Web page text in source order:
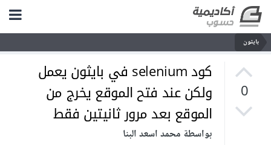
بايثون
0
كود selenium في بايثون يعمل
ولكن عند فتح الموقع يخرج من
الموقع بعد مرور ثانيتين فقط
بواسطة محمد اسعد البنا